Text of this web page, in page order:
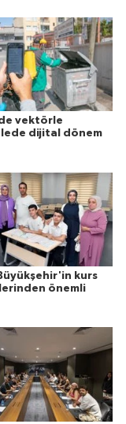
vektörle
dijital dönem
kurs
önemli